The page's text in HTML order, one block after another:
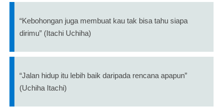
“Kebohongan juga membuat kau tak bisa tahu siapa
dirimu” (Itachi Uchiha)
“Jalan hidup itu lebih baik daripada rencana apapun”
(Uchiha Itachi)